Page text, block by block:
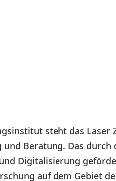
steht das Laser
Beratung. Das durch
Digitalisierung
auf dem Gebiet